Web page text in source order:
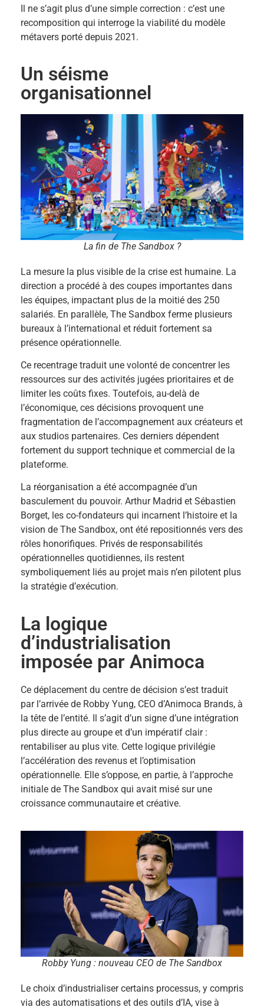
Il ne s’agit plus d’une simple correction : c’est une
recomposition qui interroge la viabilité du modèle
métavers porté depuis 2021.
Un séisme
organisationnel
La fin de The Sandbox ?
La mesure la plus visible de la crise est humaine. La
direction a procédé à des coupes importantes dans
les équipes, impactant plus de la moitié des 250
salariés. En parallèle, The Sandbox ferme plusieurs
bureaux à l’international et réduit fortement sa
présence opérationnelle.
Ce recentrage traduit une volonté de concentrer les
ressources sur des activités jugées prioritaires et de
limiter les coûts fixes. Toutefois, au-delà de
l’économique, ces décisions provoquent une
fragmentation de l’accompagnement aux créateurs et
aux studios partenaires. Ces derniers dépendent
fortement du support technique et commercial de la
plateforme.
La réorganisation a été accompagnée d’un
basculement du pouvoir. Arthur Madrid et Sébastien
Borget, les co-fondateurs qui incarnent l’histoire et la
vision de The Sandbox, ont été repositionnés vers des
rôles honorifiques. Privés de responsabilités
opérationnelles quotidiennes, ils restent
symboliquement liés au projet mais n’en pilotent plus
la stratégie d’exécution.
La logique
d’industrialisation
imposée par Animoca
Ce déplacement du centre de décision s’est traduit
par l’arrivée de Robby Yung, CEO d’Animoca Brands, à
la tête de l’entité. Il s’agit d’un signe d’une intégration
plus directe au groupe et d’un impératif clair :
rentabiliser au plus vite. Cette logique privilégie
l’accélération des revenus et l’optimisation
opérationnelle. Elle s’oppose, en partie, à l’approche
initiale de The Sandbox qui avait misé sur une
croissance communautaire et créative.
Robby Yung : nouveau CEO de The Sandbox
Le choix d’industrialiser certains processus, y compris
via des automatisations et des outils d’IA, vise à